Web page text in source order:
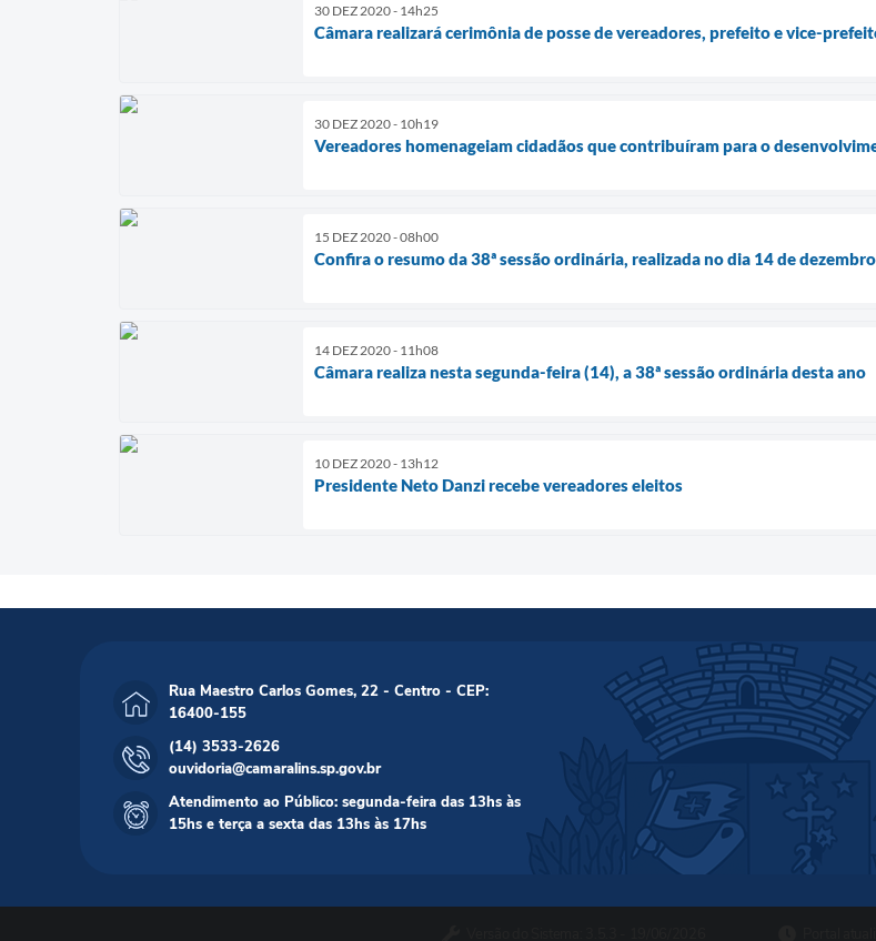
30 DEZ 2020 - 14h25
Câmara realizará cerimônia de posse de vereadores, prefeito e vice-
30 DEZ 2020 - 10h19
Vereadores homenageiam cidadãos que contribuíram para o
15 DEZ 2020 - 08h00
Confira o resumo da 38ª sessão ordinária, realizada no dia 14 de
14 DEZ 2020 - 11h08
Câmara realiza nesta segunda-feira (14), a 38ª sessão ordinária desta ano
10 DEZ 2020 - 13h12
Presidente Neto Danzi recebe vereadores eleitos
Rua Maestro Carlos Gomes, 22 - Centro - CEP:
16400-155
(14) 3533-2626
ouvidoria@camaralins.sp.gov.br
Atendimento ao Público: segunda-feira das 13hs às
15hs e terça a sexta das 13hs às 17hs